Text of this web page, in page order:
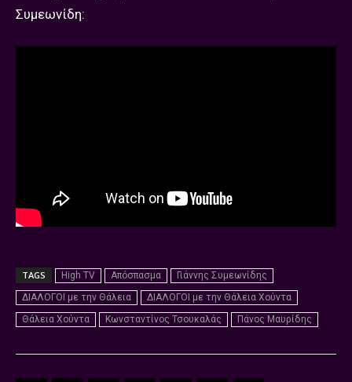
Συμεωνίδη:
TAGS High TV Απόσπασμα
Γιάννης Συμεωνίδης
ΔΙΑΛΟΓΟΙ με την Θάλεια
ΔΙΑΛΟΓΟΙ με την Θάλεια Χούντα
Θάλεια Χούντα
Κωνσταντίνος Τσουκαλάς Πάνος Μαυρίδης